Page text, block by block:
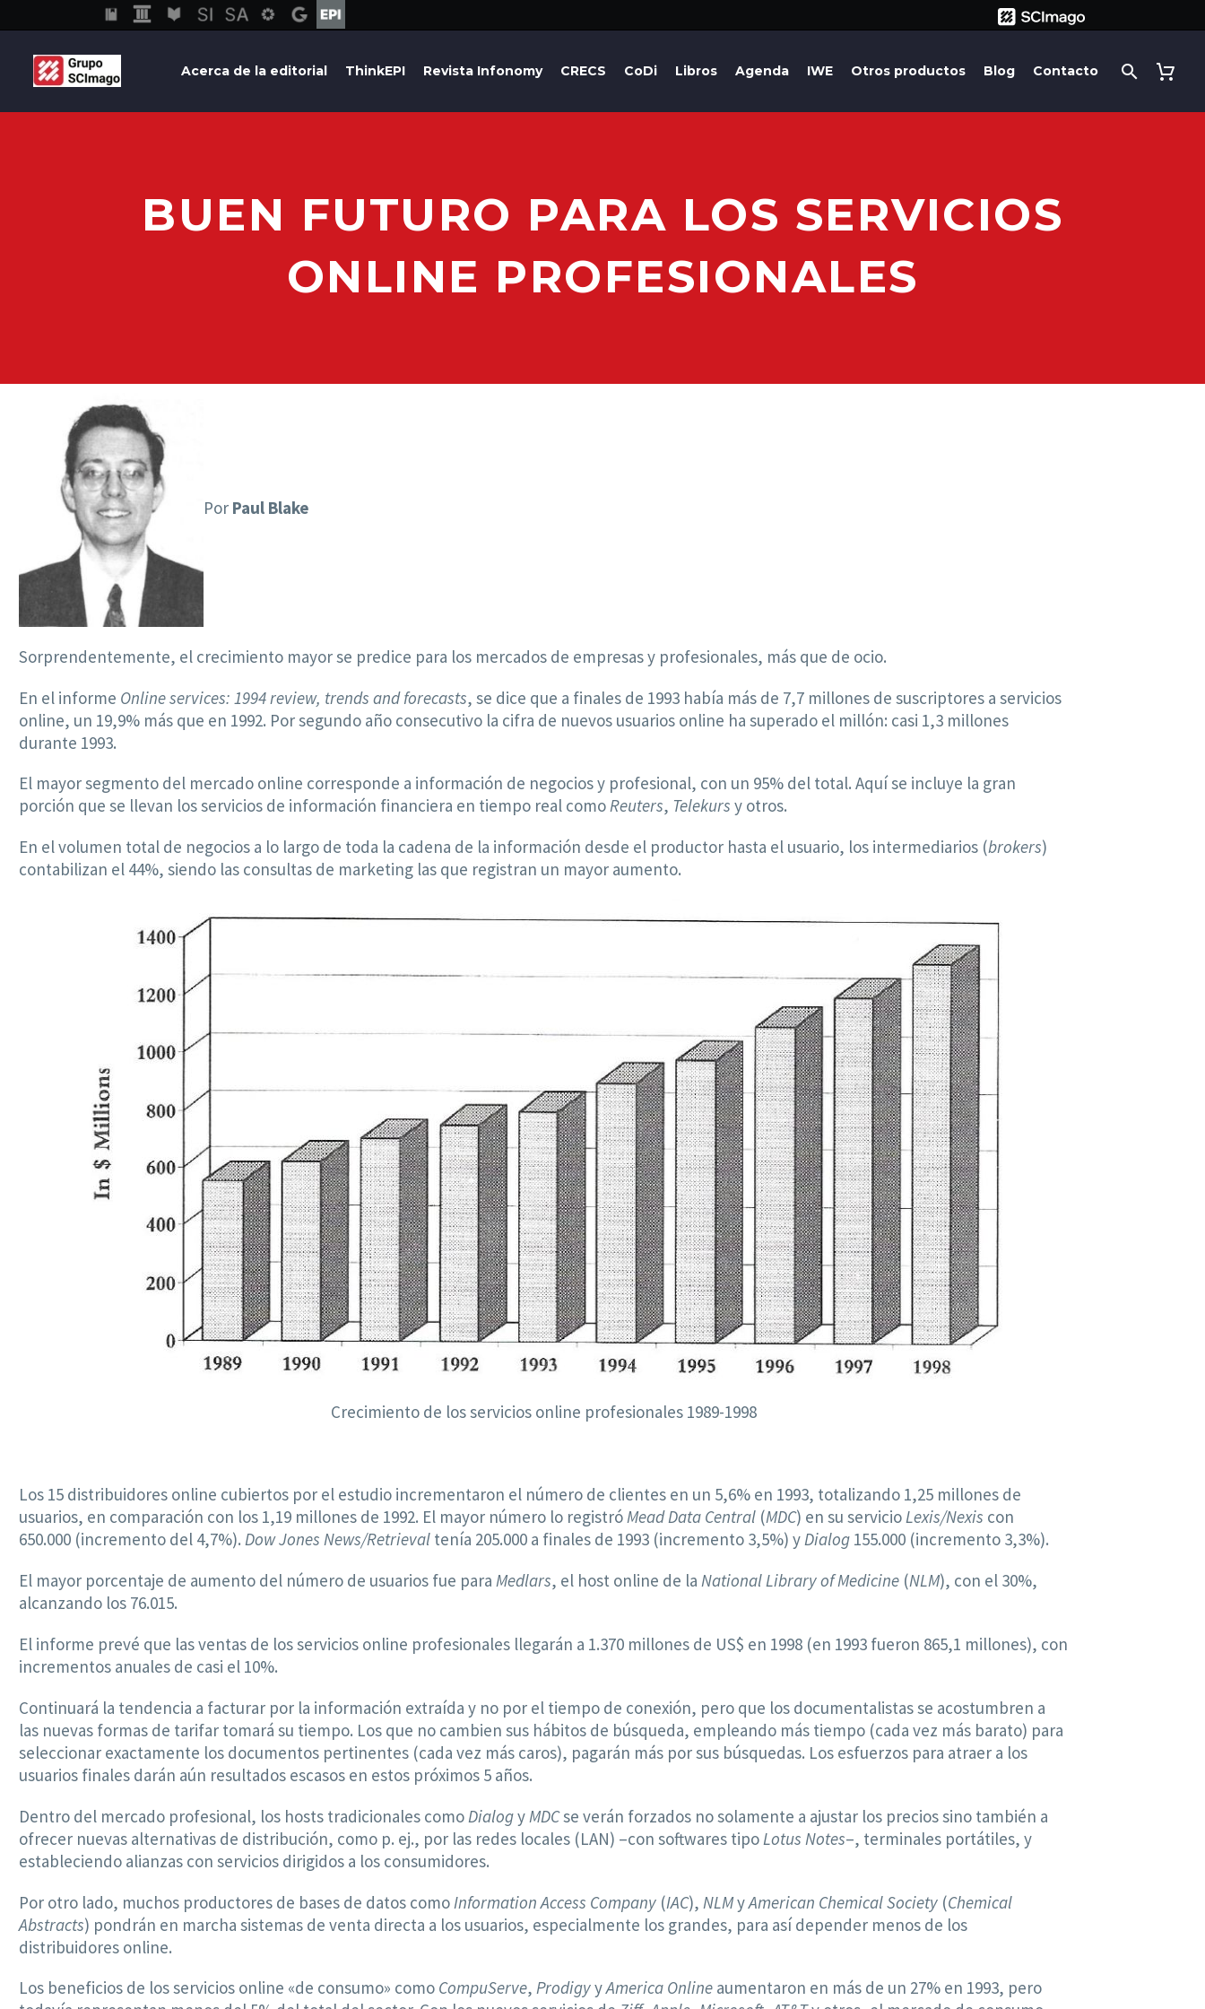
Acerca de la editorial ThinkEPI Revista Infonomy CRECS CoDi Libros Agenda IWE Otros productos Blog Contacto
BUEN FUTURO PARA LOS SERVICIOS
ONLINE PROFESIONALES
Por Paul Blake
Sorprendentemente, el crecimiento mayor se predice para los mercados de empresas y profesionales, más que de ocio.
En el informe Online services: 1994 review, trends and forecasts, se dice que a finales de 1993 había más de 7,7 millones de suscriptores a servicios
online, un 19,9% más que en 1992. Por segundo año consecutivo la cifra de nuevos usuarios online ha superado el millón: casi 1,3 millones
durante 1993.
El mayor segmento del mercado online corresponde a información de negocios y profesional, con un 95% del total. Aquí se incluye la gran
porción que se llevan los servicios de información financiera en tiempo real comoReuters, Telekurs y otros.
En el volumen total de negocios a lo largo de toda la cadena de la información desde el productor hasta el usuario, los intermediarios (brokers)
contabilizan el 44%, siendo las consultas de marketing las que registran un mayor aumento.
Crecimiento de los servicios online profesionales 1989-1998
Los 15 distribuidores online cubiertos por el estudio incrementaron el número de clientes en un 5,6% en 1993, totalizando 1,25 millones de
usuarios, en comparación con los 1,19 millones de 1992. El mayor número lo registróMead Data Central (MDC) en su servicioLexis/Nexis con
650.000 (incremento del 4,7%). Dow Jones News/Retrieval tenía 205.000 a finales de 1993 (incremento 3,5%) yDialog 155.000 (incremento 3,3%).
El mayor porcentaje de aumento del número de usuarios fue para Medlars, el host online de la National Library of Medicine (NLM), con el 30%,
alcanzando los 76.015.
El informe prevé que las ventas de los servicios online profesionales llegarán a 1.370 millones de US$ en 1998 (en 1993 fueron 865,1 millones), con
incrementos anuales de casi el 10%.
Continuará la tendencia a facturar por la información extraída y no por el tiempo de conexión, pero que los documentalistas se acostumbren a
las nuevas formas de tarifar tomará su tiempo. Los que no cambien sus hábitos de búsqueda, empleando más tiempo (cada vez más barato) para
seleccionar exactamente los documentos pertinentes (cada vez más caros), pagarán más por sus búsquedas. Los esfuerzos para atraer a los
usuarios finales darán aún resultados escasos en estos próximos 5 años.
Dentro del mercado profesional, los hosts tradicionales como Dialogy MDCse verán forzados no solamente a ajustar los precios sino también a
ofrecer nuevas alternativas de distribución, como p. ej., por las redes locales (LAN) –con softwares tipo Lotus Notes–, terminales portátiles, y
estableciendo alianzas con servicios dirigidos a los consumidores.
Por otro lado, muchos productores de bases de datos como Information Access Company (IAC), NLMyAmerican Chemical Society (Chemical
Abstracts) pondrán en marcha sistemas de venta directa a los usuarios, especialmente los grandes, para así depender menos de los
distribuidores online.
Los beneficios de los servicios online «de consumo» como CompuServe, ProdigyyAmerica Online aumentaron en más de un 27% en 1993, pero